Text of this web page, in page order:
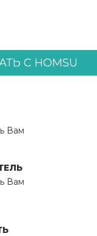
С HOMSU
Вам
Вам